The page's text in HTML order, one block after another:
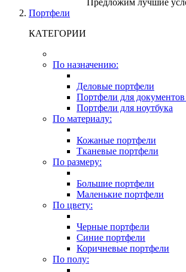
Предложим лучшие
Портфели
КАТЕГОРИИ
По назначению:
Деловые портфели
Портфели для
Портфели для ноутбука
По материалу:
Кожаные портфели
Тканевые портфели
По размеру:
Большие портфели
Маленькие портфели
По цвету:
Черные портфели
Синие портфели
Коричневые портфели
По полу: